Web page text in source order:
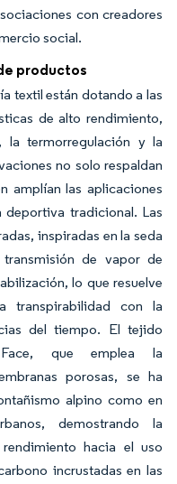
con creadores
social.
productos
textil están dotando a las
de alto rendimiento,
termorregulación y la
no solo respaldan
amplían las aplicaciones
tradicional. Las
inspiradas en la seda
de vapor de
lo que resuelve
transpirabilidad con la
del tiempo. El tejido
que emplea la
porosas, se ha
alpino como en
demostrando la
hacia el uso
incrustadas en las